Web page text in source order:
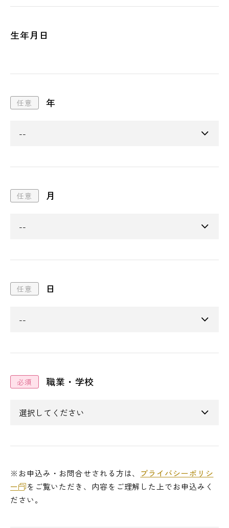
生年月日
年
月
日
職業・学校
※お申込み・お問合せされる方は、 プライバシーポリシ
ー
をご覧いただき、内容をご理解した上でお申込みく
ださい。